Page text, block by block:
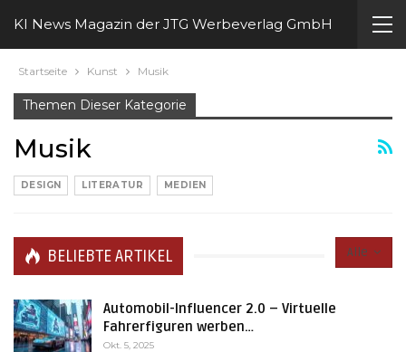
KI News Magazin der JTG Werbeverlag GmbH
Startseite Kunst Musik
Themen Dieser Kategorie
Musik
DESIGN LITERATUR MEDIEN
Alle
BELIEBTE ARTIKEL
Automobil-Influencer 2.0 – Virtuelle
Fahrerfiguren werben…
Okt. 5, 2025